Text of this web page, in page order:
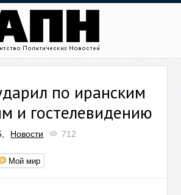
по иранским
и гостелевидению
Новости 712
Мой мир